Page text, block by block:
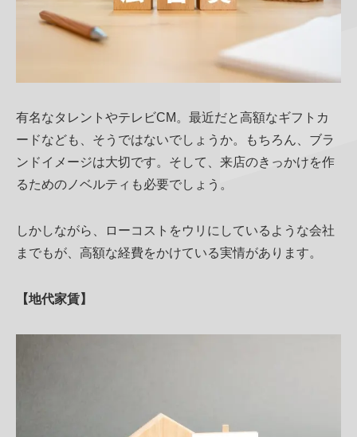
有名なタレントやテレビCM。最近だと高額なギフトカ
ードなども、そうではないでしょうか。もちろん、ブラ
ンドイメージは大切です。そして、来店のきっかけを作
るためのノベルティも必要でしょう。
しかしながら、ローコストをウリにしているような会社
までもが、高額な経費をかけている実情があります。
【地代家賃】